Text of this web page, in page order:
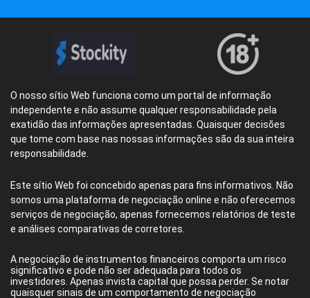
O nosso sítio Web funciona como um portal de informação
independente e não assume qualquer responsabilidade pela
exatidão das informações apresentadas. Quaisquer decisões
que tome com base nas nossas informações são da sua inteira
responsabilidade.
Este sítio Web foi concebido apenas para fins informativos. Não
somos uma plataforma de negociação online e não oferecemos
serviços de negociação, apenas fornecemos relatórios de teste
e análises comparativas de corretores.
A negociação de instrumentos financeiros comporta um risco
significativo e pode não ser adequada para todos os
investidores. Apenas invista capital que possa perder. Se notar
quaisquer sinais de um comportamento de negociação